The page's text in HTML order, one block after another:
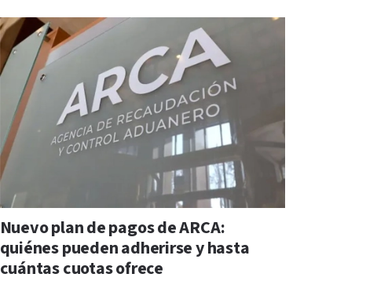
Nuevo plan de pagos de ARCA:
quiénes pueden adherirse y hasta
cuántas cuotas ofrece